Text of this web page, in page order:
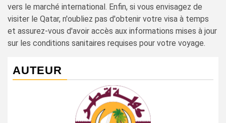
vers le marché international. Enfin, si vous envisagez de
visiter le Qatar, n'oubliez pas d'obtenir votre visa à temps
et assurez-vous d'avoir accès aux informations mises à jour
sur les conditions sanitaires requises pour votre voyage.
AUTEUR